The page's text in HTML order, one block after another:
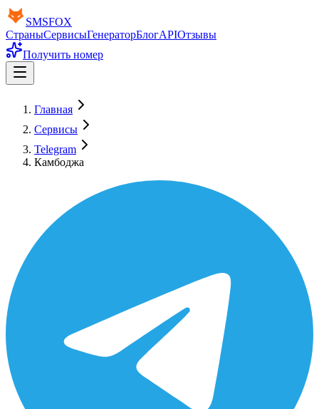
SMSFOX
СтраныСервисыГенераторБлогAPIОтзывы
Получить номер
Главная
Сервисы
Telegram
Камбоджа